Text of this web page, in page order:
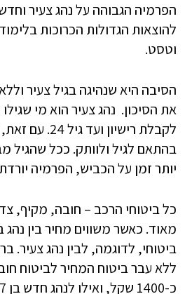
הפרמיה הגבוהה על נהג צעיר
להוצאות הגדולות הכרוכות
וטסט.
הסיבה היא שנהיגה בגיל צעיר
את הסיכון. נהג צעיר הוא מי
לקבלת רישיון
בהתאם לגיל ולוותק. ככל שהגיל
יותר זמן על הכביש, הפרמיה
כל ביטוחי הרכב – חובה, מקיף,
ביטוחי, לדוגמה, לבין נהג צעיר.
ללא עבר ביטוח המחיר לביטוח